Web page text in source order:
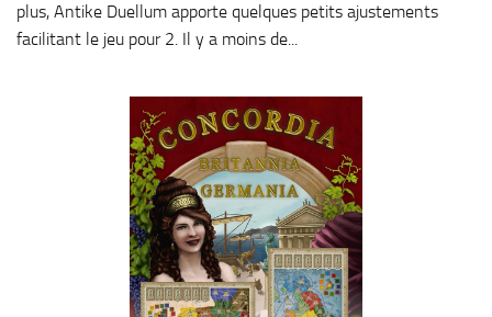
plus, Antike Duellum apporte quelques petits ajustements
facilitant le jeu pour 2. Il y a moins de...